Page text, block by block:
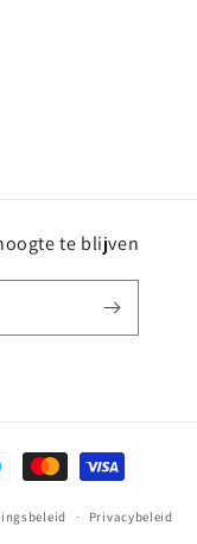
te blijven
Privacybeleid